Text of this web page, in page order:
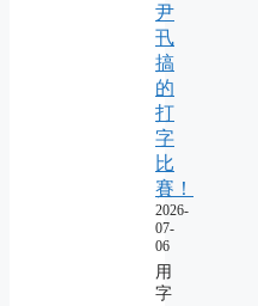
尹
卂
搞
的
打
字
比
賽！
2026-
07-
06
用
字